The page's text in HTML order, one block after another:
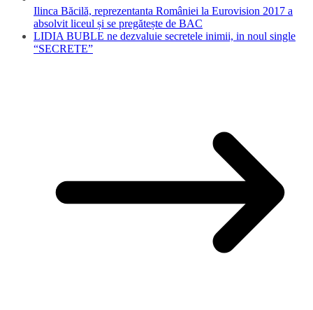
Ilinca Băcilă, reprezentanta României la Eurovision 2017 a
absolvit liceul și se pregătește de BAC
LIDIA BUBLE ne dezvaluie secretele inimii, in noul single
“SECRETE”